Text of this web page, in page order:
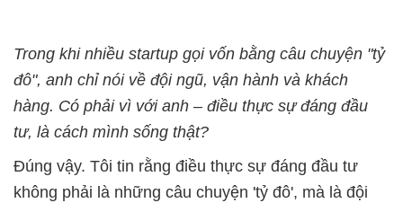
Trong khi nhiều startup gọi vốn bằng câu chuyện "tỷ
đô", anh chỉ nói về đội ngũ, vận hành và khách
hàng. Có phải vì với anh – điều thực sự đáng đầu
tư, là cách mình sống thật?
Đúng vậy. Tôi tin rằng điều thực sự đáng đầu tư
không phải là những câu chuyện 'tỷ đô', mà là đội